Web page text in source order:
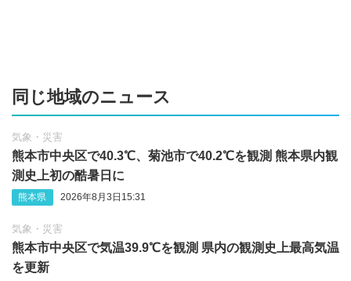
同じ地域のニュース
気象・災害
熊本市中央区で40.3℃、菊池市で40.2℃を観測 熊本県内観
測史上初の酷暑日に
熊本県 2026年8月3日15:31
気象・災害
熊本市中央区で気温39.9℃を観測 県内の観測史上最高気温
を更新